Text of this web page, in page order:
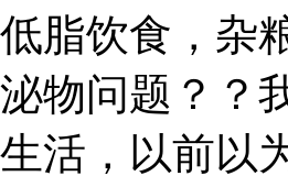
低脂饮食，杂
泌物问题？？
生活，以前以